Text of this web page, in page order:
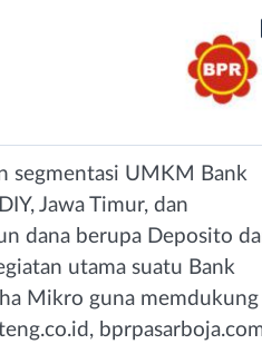
segmentasi UMKM Bank
Jawa Timur, dan
dana berupa Deposito
utama suatu Bank
Mikro guna memdukung